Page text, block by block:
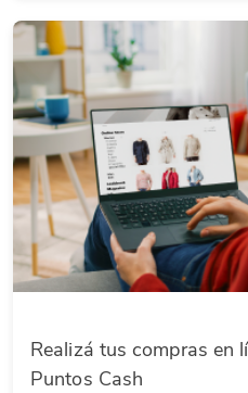
Realizá tus compras en
Puntos Cash